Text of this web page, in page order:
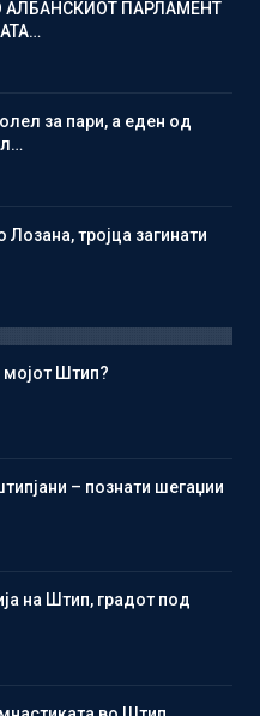
ПАРЛАМЕНТ
за пари, а еден од
Лозана, тројца загинати
Штип?
– познати шегаџии
на Штип, градот под